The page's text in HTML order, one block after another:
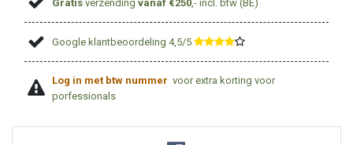
Gratis verzendingvanaf €250 ,- incl. btw (BE)
Google klantbeoordeling 4,5/5 ​
Log in met btw nummer voor extra korting voor
porfessionals